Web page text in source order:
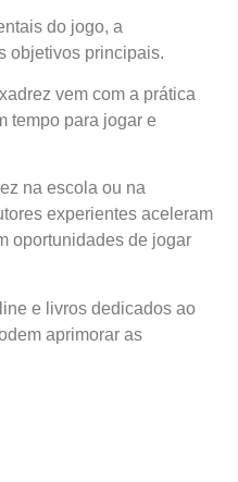
do jogo, a
objetivos principais.
vem com a prática
tempo para jogar e
na escola ou na
experientes aceleram
oportunidades de jogar
e livros dedicados ao
aprimorar as